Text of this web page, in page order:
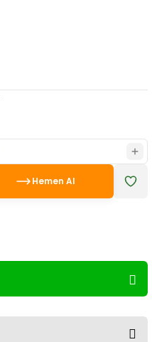
Hemen Al